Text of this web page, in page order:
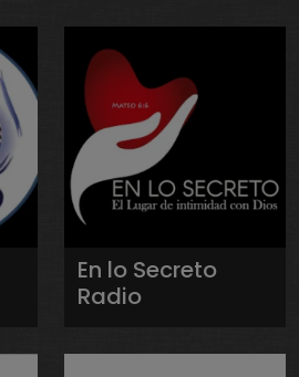
En lo Secreto
Radio